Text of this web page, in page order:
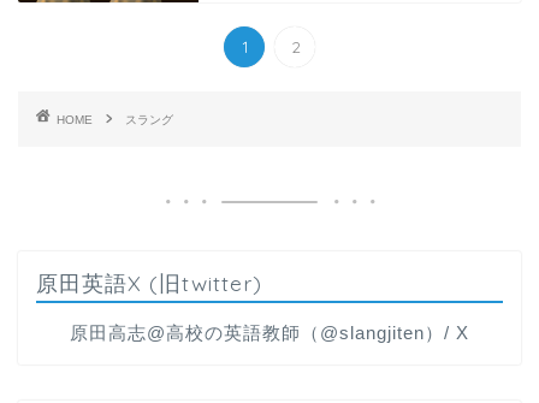
1 2
HOME スラング
原田英語X (旧twitter)
原田高志@高校の英語教師（@slangjiten）/ X